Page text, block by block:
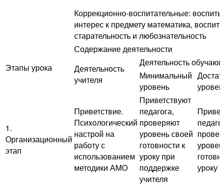
Коррекционно-воспитательные:
интерес к предмету математика,
старательность и любознательность
Этапы урока
Содержание деятельности
Деятельность
учителя
Деятельность
Минимальный
уровень
1.
Организационный
этап
Приветствие.
Психологический
настрой на
работу с
использованием
методики АМО
Приветствуют
педагога,
проверяют
уровень своей
готовности к
уроку при
поддержке
учителя
уроку